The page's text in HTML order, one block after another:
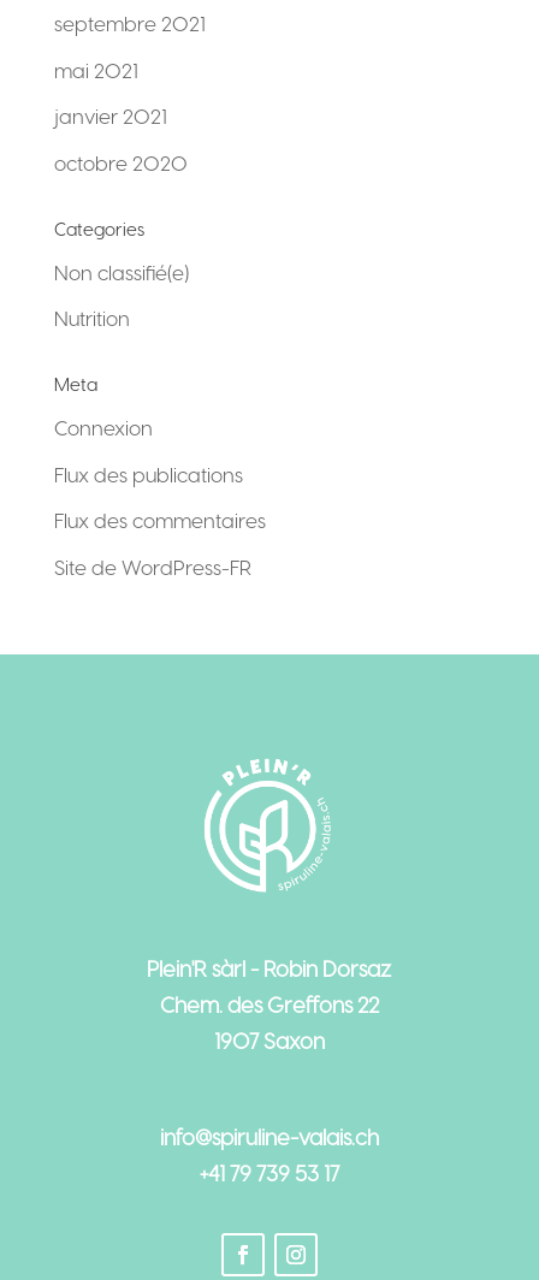
septembre 2021
mai 2021
janvier 2021
octobre 2020
Categories
Non classifié(e)
Nutrition
Meta
Connexion
Flux des publications
Flux des commentaires
Site de WordPress-FR
Plein'R sàrl - Robin Dorsaz
Chem. des Greffons 22
1907 Saxon
info@spiruline-valais.ch
+41 79 739 53 17